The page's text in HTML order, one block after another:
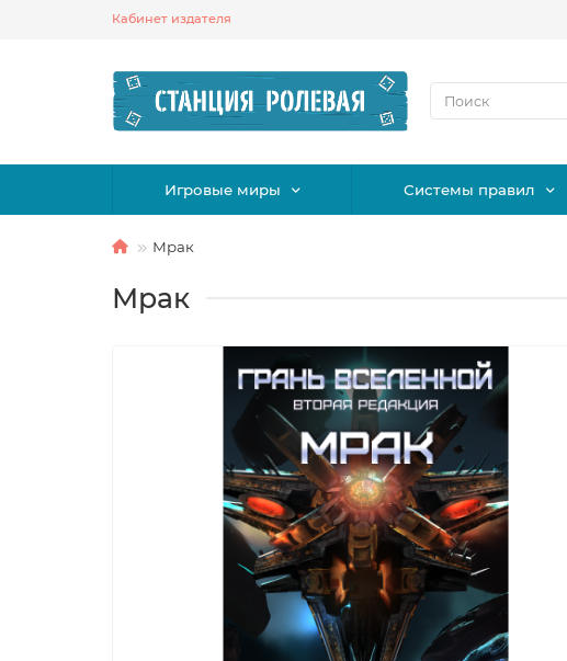
Кабинет издателя
Игровые миры Системы правил
Мрак
Мрак